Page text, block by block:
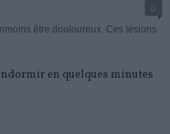
0
être douloureux. Ces lésions
en quelques minutes